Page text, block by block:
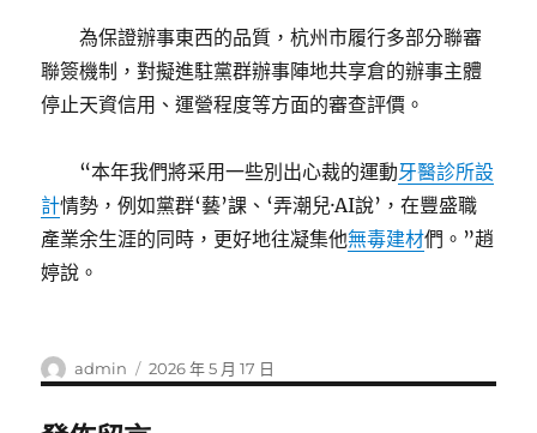
為保證辦事東西的品質，杭州市履行多部分聯審
聯簽機制，對擬進駐黨群辦事陣地共享倉的辦事主體
停止天資信用、運營程度等方面的審查評價。
“本年我們將采用一些別出心裁的運動牙醫診所設
計情勢，例如黨群‘藝’課、‘弄潮兒·AI說’，在豐盛職
產業余生涯的同時，更好地往凝集他無毒建材們。”趙
婷說。
作
者
admin
發
佈
2026 年 5 月 17 日